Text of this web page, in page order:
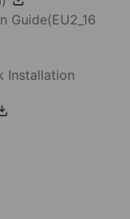
Guide(EU2_16
Installation